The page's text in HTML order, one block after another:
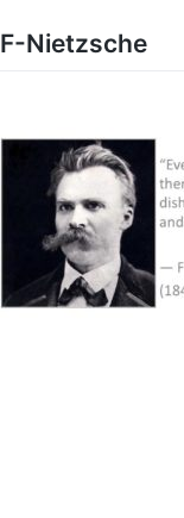
content
F-Nietzsche